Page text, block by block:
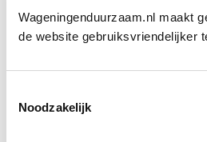
Wageningenduurzaam.nl maakt
de website gebruiksvriendelijker
Noodzakelijk
paarden als het team krijgen
aangepaste werktijden.